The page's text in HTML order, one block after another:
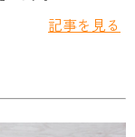
記事を見る